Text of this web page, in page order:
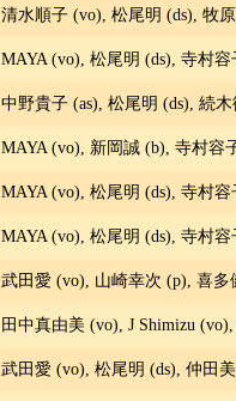
清水順子 (vo), 松尾明 (ds), 牧
MAYA (vo), 松尾明 (ds), 寺村
中野貴子 (as), 松尾明 (ds), 続
MAYA (vo), 新岡誠 (b), 寺村容
MAYA (vo), 松尾明 (ds), 寺村
MAYA (vo), 松尾明 (ds), 寺村
武田愛 (vo), 山崎幸次 (p), 喜多
田中真由美 (vo), J Shimizu
武田愛 (vo), 松尾明 (ds), 仲田